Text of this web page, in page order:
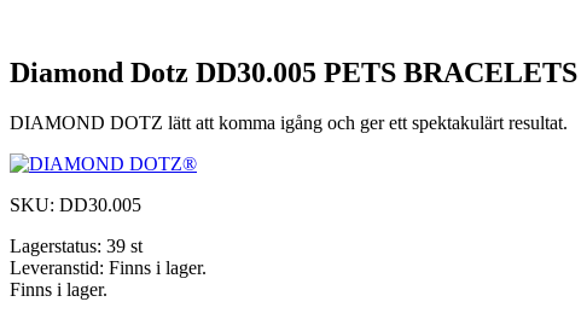
Diamond Dotz DD30.005 PETS BRACELETS
DIAMOND DOTZ lätt att komma igång och ger ett spektakulärt resultat.
SKU: DD30.005
Lagerstatus: 39 st
Leveranstid: Finns i lager.
Finns i lager.